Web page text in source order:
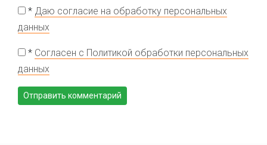
* Даю согласие на обработку персональных
данных
* Согласен с Политикой обработки персональных
данных